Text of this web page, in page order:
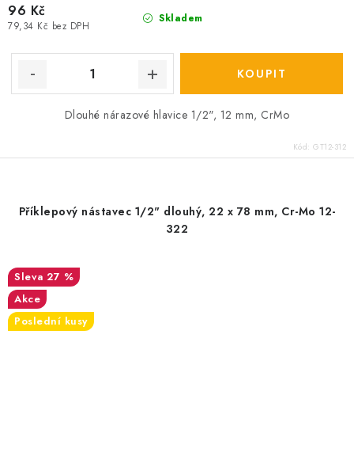
Skladem
79,34 Kč bez DPH
96 Kč
Dlouhé nárazové hlavice 1/2", 12 mm, CrMo
Kód: GT12-312
Příklepový nástavec 1/2" dlouhý, 22 x 78 mm, Cr-Mo 12-
322
27 %
Akce
Poslední kusy